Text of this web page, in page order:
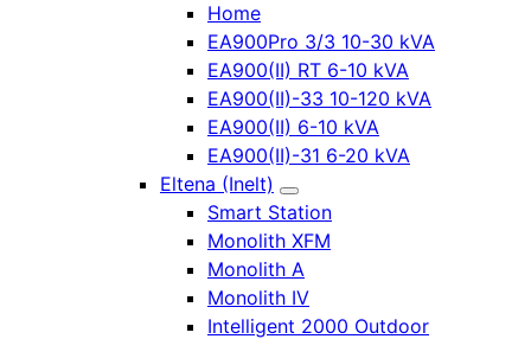
Home
EA900Pro 3/3 10-30 kVA
EA900(II) RT 6-10 kVA
EA900(II)-33 10-120 kVA
EA900(II) 6-10 kVA
EA900(II)-31 6-20 kVA
Eltena (Inelt)
Smart Station
Monolith XFM
Monolith A
Monolith IV
Intelligent 2000 Outdoor